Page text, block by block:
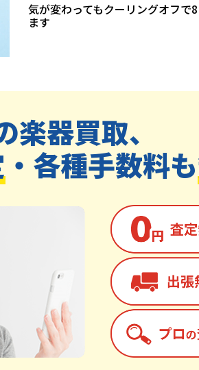
気が変わってもクーリングオフで
ます
楽器買取、
・各種手数料も